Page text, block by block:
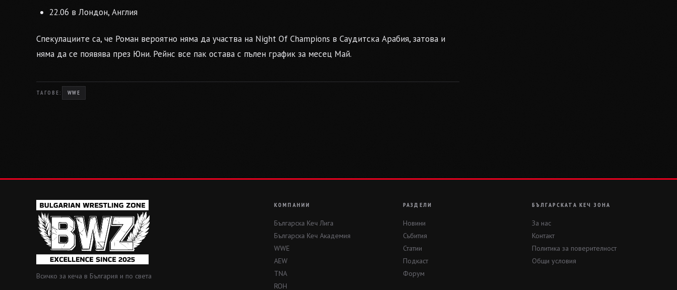
22.06 в Лондон, Англия
Спекулациите са, че Роман вероятно няма да участва на Night Of Champions в Саудитска Арабия, затова и
няма да се появява през Юни. Рейнс все пак остава с пълен график за месец Май.
ТАГОВЕ: WWE
Всичко за кеча в България и по света
КОМПАНИИ
Българска Кеч Лига
Българска Кеч Академия
WWE
AEW
TNA
ROH
РАЗДЕЛИ
Новини
Събития
Статии
Подкаст
Форум
БЪЛГАРСКАТА КЕЧ ЗОНА
За нас
Контакт
Политика за поверителност
Общи условия